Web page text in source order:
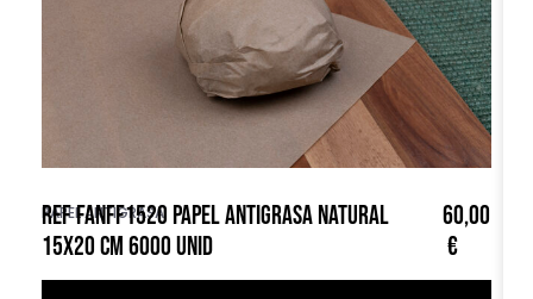
PAPEL ANTIGRASA
REF FANFF1520 PAPEL ANTIGRASA NATURAL
15X20 CM 6000 UNID
60,00
€